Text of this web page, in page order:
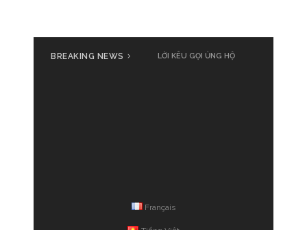
BREAKING NEWS LỜI KÊU GỌI ỦNG HỘ
Français